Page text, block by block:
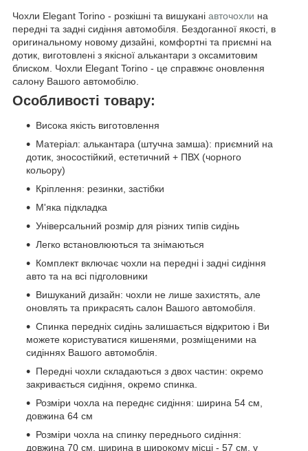
Чохли Elegant Torino - розкішні та вишукані авточохли на
передні та задні сидіння автомобіля. Бездоганної якості, в
оригинальному новому дизайні, комфортні та приємні на
дотик, виготовлені з якісної алькантари з оксамитовим
блиском. Чохли Elegant Torino - це справжнє оновлення
салону Вашого автомобілю.
Особливості товару:
Висока якість виготовлення
Матеріал: алькантара (штучна замша): приємний на
дотик, зносостійкий, естетичний + ПВХ (чорного
кольору)
Кріплення: резинки, застібки
М'яка підкладка
Універсальний розмір для різних типів сидінь
Легко встановлюються та знімаються
Комплект включає чохли на передні і задні сидіння
авто та на всі підголовники
Вишуканий дизайн: чохли не лише захистять, але
оновлять та прикрасять салон Вашого автомобіля.
Спинка передніх сидінь залишається відкритою і Ви
можете користуватися кишенями, розміщеними на
сидіннях Вашого автомоблія.
Передні чохли складаються з двох частин: окремо
закривається сидіння, окремо спинка.
Розміри чохла на переднє сидіння: ширина 54 см,
довжина 64 см
Розміри чохла на спинку переднього сидіння:
довжина 70 см, ширина в широкому місці - 57 см, у